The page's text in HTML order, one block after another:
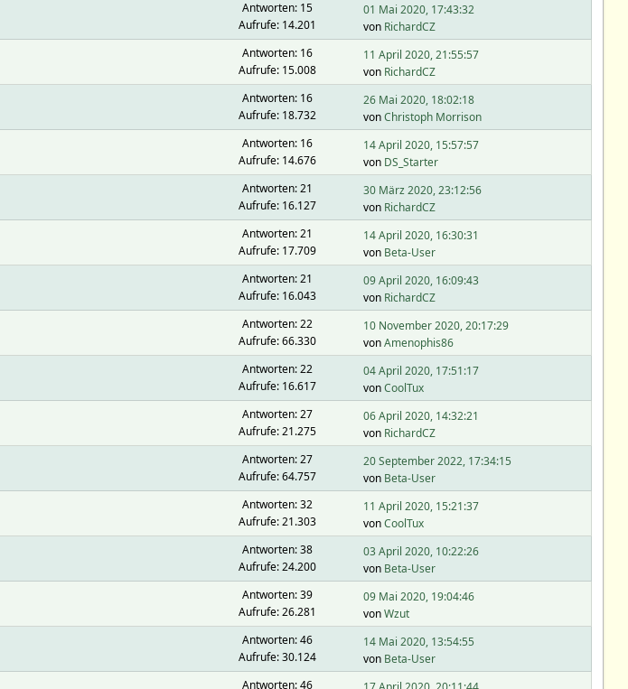
Antworten: 15
Aufrufe: 14.201
01 Mai 2020, 17:43:32
von RichardCZ
Antworten: 16
Aufrufe: 15.008
11 April 2020, 21:55:57
von RichardCZ
Antworten: 16
Aufrufe: 18.732
26 Mai 2020, 18:02:18
vonChristoph Morrison
Antworten: 16
Aufrufe: 14.676
14 April 2020, 15:57:57
von DS_Starter
Antworten: 21
Aufrufe: 16.127
30 März 2020, 23:12:56
von RichardCZ
Antworten: 21
Aufrufe: 17.709
14 April 2020, 16:30:31
von Beta-User
Antworten: 21
Aufrufe: 16.043
09 April 2020, 16:09:43
von RichardCZ
Antworten: 22
Aufrufe: 66.330
10 November 2020, 20:17:29
vonAmenophis86
Antworten: 22
Aufrufe: 16.617
04 April 2020, 17:51:17
vonCoolTux
Antworten: 27
Aufrufe: 21.275
06 April 2020, 14:32:21
von RichardCZ
Antworten: 27
Aufrufe: 64.757
20 September 2022, 17:34:15
von Beta-User
Antworten: 32
Aufrufe: 21.303
11 April 2020, 15:21:37
vonCoolTux
Antworten: 38
Aufrufe: 24.200
03 April 2020, 10:22:26
von Beta-User
Antworten: 39
Aufrufe: 26.281
09 Mai 2020, 19:04:46
vonWzut
Antworten: 46
Aufrufe: 30.124
14 Mai 2020, 13:54:55
von Beta-User
Antworten: 46